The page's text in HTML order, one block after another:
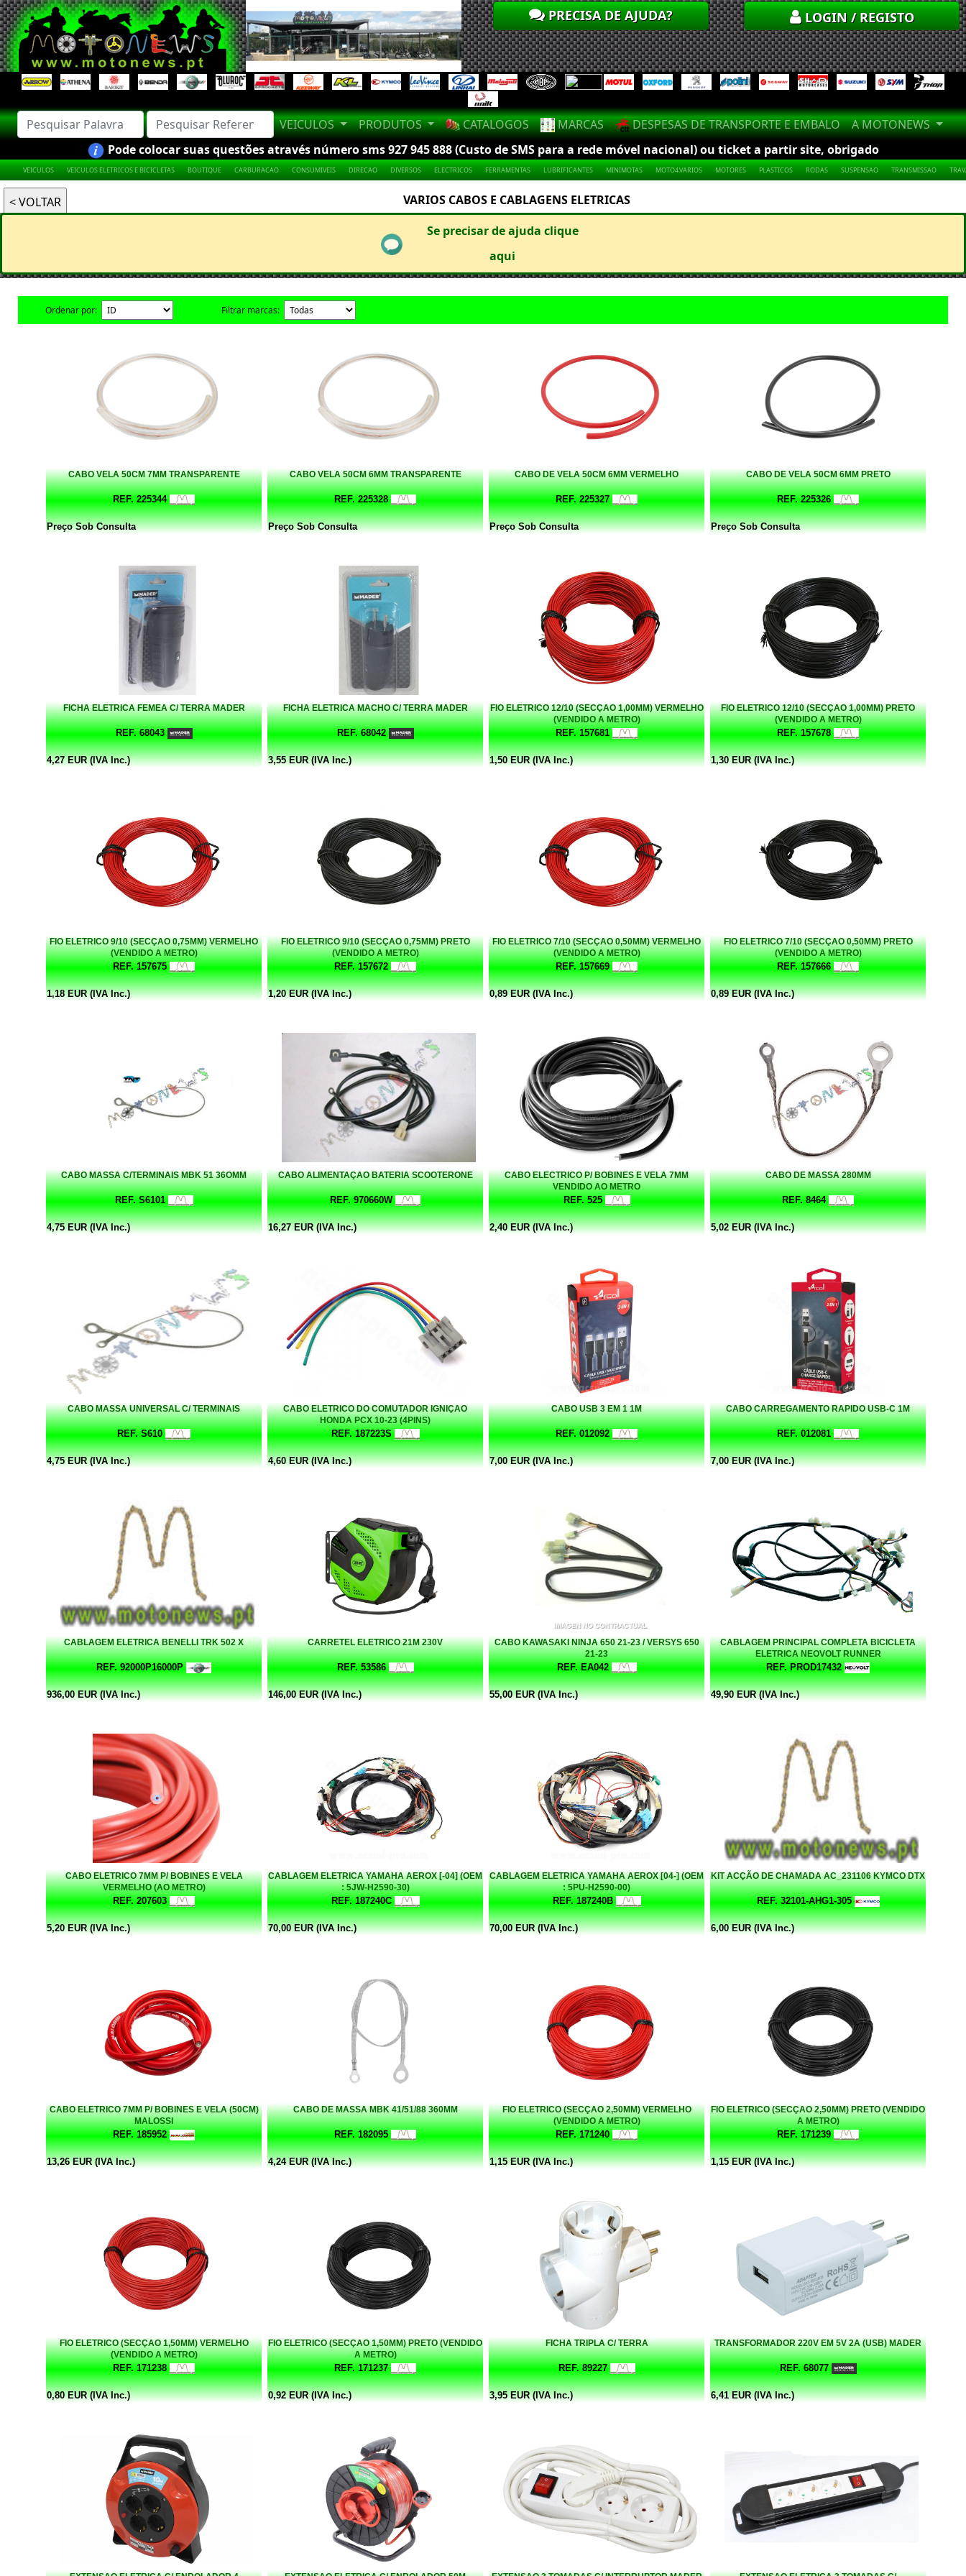
PRECISA DE AJUDA? LOGIN / REGISTO
VEICULOS PRODUTOS CATALOGOS MARCAS DESPESAS DE TRANSPORTE E EMBALO
A MOTONEWS
Pode colocar suas questões através número sms 927 945 888 (Custo de SMS para a rede móvel nacional) ou ticket a partir site, obrigado
VEICULOS VEICULOS ELETRICOS E BICICLETAS BOUTIQUE CARBURACAO CONSUMIVEIS DIRECAO DIVERSOS ELECTRICOS FERRAMENTAS LUBRIFICANTES MINIMOTAS MOTO4.VARIOS MOTORES PLASTICOS RODAS SUSPENSAO TRANSMISSAO
VARIOS CABOS E CABLAGENS ELETRICAS
Se precisar de ajuda clique
aqui
Ordenar por: Filtrar marcas:
CABO VELA 50CM 7MM TRANSPARENTE
REF. 225344
Preço Sob Consulta
CABO VELA 50CM 6MM TRANSPARENTE
REF. 225328
Preço Sob Consulta
CABO DE VELA 50CM 6MM VERMELHO
REF. 225327
Preço Sob Consulta
CABO DE VELA 50CM 6MM PRETO
REF. 225326
Preço Sob Consulta
FICHA ELETRICA FEMEA C/ TERRA MADER
REF. 68043
4,27 EUR (IVA Inc.)
FICHA ELETRICA MACHO C/ TERRA MADER
REF. 68042
3,55 EUR (IVA Inc.)
FIO ELETRICO 12/10 (SECÇAO 1,00MM) VERMELHO
(VENDIDO A METRO)
REF. 157681
1,50 EUR (IVA Inc.)
FIO ELETRICO 12/10 (SECÇAO 1,00MM) PRETO
(VENDIDO A METRO)
REF. 157678
1,30 EUR (IVA Inc.)
FIO ELETRICO 9/10 (SECÇAO 0,75MM) VERMELHO
(VENDIDO A METRO)
REF. 157675
1,18 EUR (IVA Inc.)
FIO ELETRICO 9/10 (SECÇAO 0,75MM) PRETO
(VENDIDO A METRO)
REF. 157672
1,20 EUR (IVA Inc.)
FIO ELETRICO 7/10 (SECÇAO 0,50MM) VERMELHO
(VENDIDO A METRO)
REF. 157669
0,89 EUR (IVA Inc.)
FIO ELETRICO 7/10 (SECÇAO 0,50MM) PRETO
(VENDIDO A METRO)
REF. 157666
0,89 EUR (IVA Inc.)
CABO MASSA C/TERMINAIS MBK 51 36OMM
REF. S6101
4,75 EUR (IVA Inc.)
CABO ALIMENTAÇAO BATERIA SCOOTERONE
REF. 970660W
16,27 EUR (IVA Inc.)
CABO ELECTRICO P/ BOBINES E VELA 7MM
VENDIDO AO METRO
REF. 525
2,40 EUR (IVA Inc.)
CABO DE MASSA 280MM
REF. 8464
5,02 EUR (IVA Inc.)
CABO MASSA UNIVERSAL C/ TERMINAIS
REF. S610
4,75 EUR (IVA Inc.)
CABO ELETRICO DO COMUTADOR IGNIÇAO
HONDA PCX 10-23 (4PINS)
REF. 187223S
4,60 EUR (IVA Inc.)
CABO USB 3 EM 1 1M
REF. 012092
7,00 EUR (IVA Inc.)
CABO CARREGAMENTO RAPIDO USB-C 1M
REF. 012081
7,00 EUR (IVA Inc.)
CABLAGEM ELETRICA BENELLI TRK 502 X
REF. 92000P16000P
936,00 EUR (IVA Inc.)
CARRETEL ELETRICO 21M 230V
REF. 53586
146,00 EUR (IVA Inc.)
CABO KAWASAKI NINJA 650 21-23 / VERSYS 650
21-23
REF. EA042
55,00 EUR (IVA Inc.)
CABLAGEM PRINCIPAL COMPLETA BICICLETA
ELETRICA NEOVOLT RUNNER
REF. PROD17432
49,90 EUR (IVA Inc.)
CABO ELETRICO 7MM P/ BOBINES E VELA
VERMELHO (AO METRO)
REF. 207603
5,20 EUR (IVA Inc.)
CABLAGEM ELETRICA YAMAHA AEROX [-04] (OEM
: 5JW-H2590-30)
REF. 187240C
70,00 EUR (IVA Inc.)
CABLAGEM ELETRICA YAMAHA AEROX [04-] (OEM
: 5PU-H2590-00)
REF. 187240B
70,00 EUR (IVA Inc.)
KIT ACÇÃO DE CHAMADA AC_231106 KYMCO DTX
REF. 32101-AHG1-305
6,00 EUR (IVA Inc.)
CABO ELETRICO 7MM P/ BOBINES E VELA (50CM)
MALOSSI
REF. 185952
13,26 EUR (IVA Inc.)
CABO DE MASSA MBK 41/51/88 360MM
REF. 182095
4,24 EUR (IVA Inc.)
FIO ELETRICO (SECÇAO 2,50MM) VERMELHO
(VENDIDO A METRO)
REF. 171240
1,15 EUR (IVA Inc.)
FIO ELETRICO (SECÇAO 2,50MM) PRETO (VENDIDO
A METRO)
REF. 171239
1,15 EUR (IVA Inc.)
FIO ELETRICO (SECÇAO 1,50MM) VERMELHO
(VENDIDO A METRO)
REF. 171238
0,80 EUR (IVA Inc.)
FIO ELETRICO (SECÇAO 1,50MM) PRETO (VENDIDO
A METRO)
REF. 171237
0,92 EUR (IVA Inc.)
FICHA TRIPLA C/ TERRA
REF. 89227
3,95 EUR (IVA Inc.)
TRANSFORMADOR 220V EM 5V 2A (USB) MADER
REF. 68077
6,41 EUR (IVA Inc.)